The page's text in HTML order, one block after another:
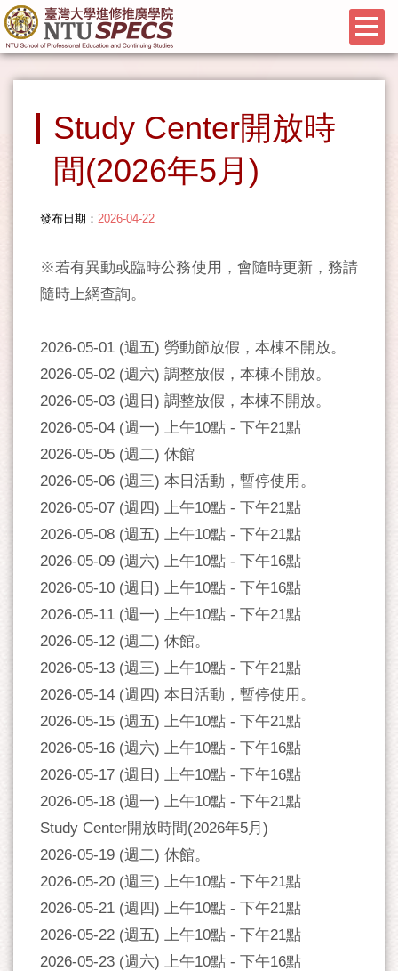
Study Center開放時
間(2026年5月)
發布日期： 2026-04-22
※若有異動或臨時公務使用，會隨時更新，務請
隨時上網查詢。
2026-05-01 (週五) 勞動節放假，本棟不開放。
2026-05-02 (週六) 調整放假，本棟不開放。
2026-05-03 (週日) 調整放假，本棟不開放。
2026-05-04 (週一) 上午10點 - 下午21點
2026-05-05 (週二) 休館
2026-05-06 (週三) 本日活動，暫停使用。
2026-05-07 (週四) 上午10點 - 下午21點
2026-05-08 (週五) 上午10點 - 下午21點
2026-05-09 (週六) 上午10點 - 下午16點
2026-05-10 (週日) 上午10點 - 下午16點
2026-05-11 (週一) 上午10點 - 下午21點
2026-05-12 (週二) 休館。
2026-05-13 (週三) 上午10點 - 下午21點
2026-05-14 (週四) 本日活動，暫停使用。
2026-05-15 (週五) 上午10點 - 下午21點
2026-05-16 (週六) 上午10點 - 下午16點
2026-05-17 (週日) 上午10點 - 下午16點
2026-05-18 (週一) 上午10點 - 下午21點
Study Center開放時間(2026年5月)
2026-05-19 (週二) 休館。
2026-05-20 (週三) 上午10點 - 下午21點
2026-05-21 (週四) 上午10點 - 下午21點
2026-05-22 (週五) 上午10點 - 下午21點
2026-05-23 (週六) 上午10點 - 下午16點